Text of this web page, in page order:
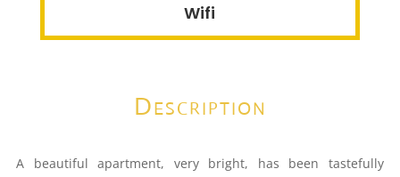
Wifi
Description
A beautiful apartment, very bright, has been tastefully